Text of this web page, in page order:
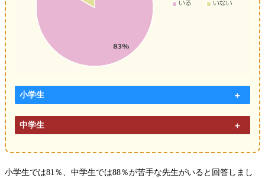
小学生
中学生
小学生では81％、中学生では88％が苦手な先生がいると回答しまし